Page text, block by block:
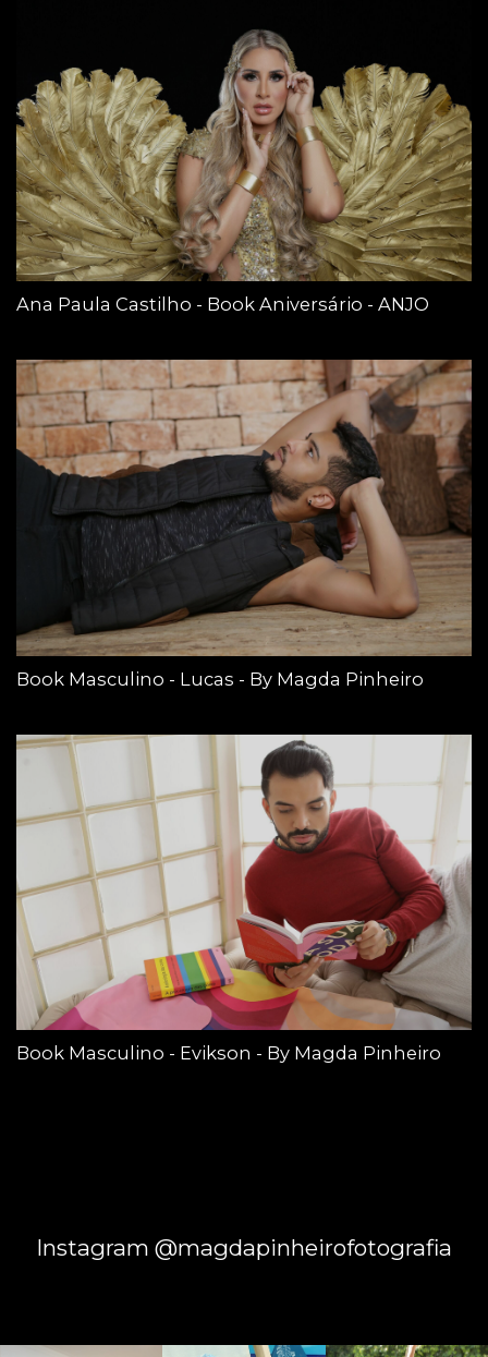
Ana Paula Castilho - Book Aniversário - ANJO
Book Masculino - Lucas - By Magda Pinheiro
Book Masculino - Evikson - By Magda Pinheiro
Instagram @magdapinheirofotografia